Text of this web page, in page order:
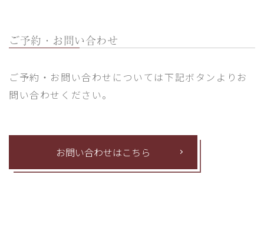
ご予約・お問い合わせ
ご予約・お問い合わせについては下記ボタンよりお
問い合わせください。
お問い合わせはこちら